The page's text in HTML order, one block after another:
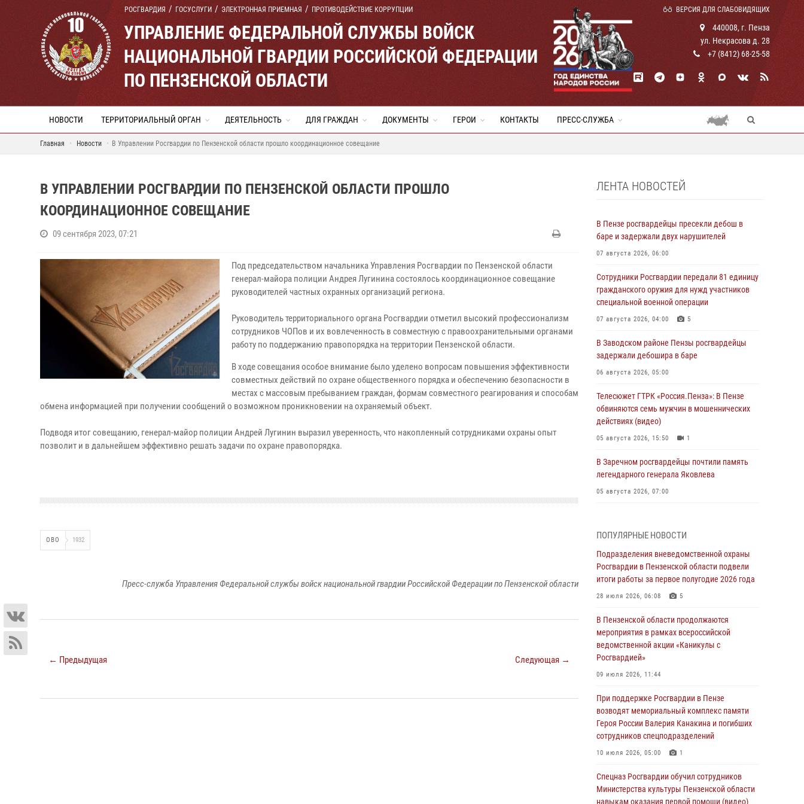
РОСГВАРДИЯ ГОСУСЛУГИ ЭЛЕКТРОННАЯ ПРИЕМНАЯ ПРОТИВОДЕЙСТВИЕ КОРРУПЦИИ ВЕРСИЯ ДЛЯ СЛАБОВИДЯЩИХ
УПРАВЛЕНИЕ ФЕДЕРАЛЬНОЙ СЛУЖБЫ ВОЙСК
НАЦИОНАЛЬНОЙ ГВАРДИИ РОССИЙСКОЙ ФЕДЕРАЦИИ
ПО ПЕНЗЕНСКОЙ ОБЛАСТИ
440008, г. Пенза
ул. Некрасова д. 28
+7 (8412) 68-25-58
НОВОСТИ ТЕРРИТОРИАЛЬНЫЙ ОРГАН ДЕЯТЕЛЬНОСТЬ ДЛЯ ГРАЖДАН ДОКУМЕНТЫ ГЕРОИ КОНТАКТЫ ПРЕСС-СЛУЖБА
Главная Новости В Управлении Росгвардии по Пензенской области прошло координационное совещание
В УПРАВЛЕНИИ РОСГВАРДИИ ПО ПЕНЗЕНСКОЙ ОБЛАСТИ ПРОШЛО
КООРДИНАЦИОННОЕ СОВЕЩАНИЕ
09 сентября 2023, 07:21
Под председательством начальника Управления Росгвардии по Пензенской области
генерал-майора полиции Андрея Лугинина состоялось координационное совещание
руководителей частных охранных организаций региона.
Руководитель территориального органа Росгвардии отметил высокий профессионализм
сотрудников ЧОПов и их вовлеченность в совместную с правоохранительными органами
работу по поддержанию правопорядка на территории Пензенской области.
В ходе совещания особое внимание было уделено вопросам повышения эффективности
совместных действий по охране общественного порядка и обеспечению безопасности в
местах с массовым пребыванием граждан, формам совместного реагирования и способам
обмена информацией при получении сообщений о возможном проникновении на охраняемый объект.
Подводя итог совещанию, генерал-майор полиции Андрей Лугинин выразил уверенность, что накопленный сотрудниками охраны опыт
позволит и в дальнейшем эффективно решать задачи по охране правопорядка.
ОВО 1932
Пресс-служба Управления Федеральной службы войск национальной гвардии Российской Федерации по Пензенской области
← Предыдущая Следующая →
ЛЕНТА НОВОСТЕЙ
В Пензе росгвардейцы пресекли дебош в
баре и задержали двух нарушителей
07 августа 2026, 06:00
Сотрудники Росгвардии передали 81 единицу
гражданского оружия для нужд участников
специальной военной операции
07 августа 2026, 04:00 5
В Заводском районе Пензы росгвардейцы
задержали дебошира в баре
06 августа 2026, 05:00
Телесюжет ГТРК «Россия.Пенза»: В Пензе
обвиняются семь мужчин в мошеннических
действиях (видео)
05 августа 2026, 15:50 1
В Заречном росгвардейцы почтили память
легендарного генерала Яковлева
05 августа 2026, 07:00
с вооружением и техникой Росгвардии
05 августа 2026, 06:15 6
В Пензе сотрудники Росгвардии оказали
помощь дезориентированному пенсионеру
В Пензе при силовой поддержке Росгвардии
пресечена деятельность ОПГ,
маскировавшейся под реабилитационный
центр (видео)
В Управлении Росгвардии по Пензенской
области подвели итоги работы за первое
полугодие 2026 года
04 августа 2026, 06:08
Росгвардия обеспечила безопасность
праздничных мероприятий в День ВДВ в
ПОПУЛЯРНЫЕ НОВОСТИ
Подразделения вневедомственной охраны
Росгвардии в Пензенской области подвели
итоги работы за первое полугодие 2026 года
28 июля 2026, 06:08 5
В Пензенской области продолжаются
мероприятия в рамках всероссийской
ведомственной акции «Каникулы с
Росгвардией»
09 июля 2026, 11:44
При поддержке Росгвардии в Пензе
возводят мемориальный комплекс памяти
Героя России Валерия Канакина и погибших
сотрудников спецподразделений
10 июля 2026, 05:00 1
Спецназ Росгвардии обучил сотрудников
Министерства культуры Пензенской области
навыкам оказания первой помощи (видео)